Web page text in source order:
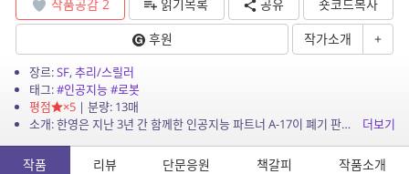
작품공감 2 읽기목록 공유
숏코드복사
후원
작가소개 +
장르:SF,추리/스릴러
태그:#인공지능#로봇
평점
×5| 분량: 13매
소개: 한영은 지난 3년 간 함께한 인공지능 파트너 A-17이 폐기 판정을 받았다는 소식에 김 부장을 찾아간다.
더보기
작품 리뷰 단문응원 책갈피 작품소개